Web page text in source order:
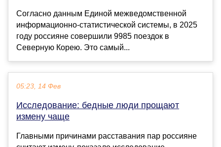
Согласно данным Единой межведомственной
информационно-статистической системы, в 2025
году россияне совершили 9985 поездок в
Северную Корею. Это самый...
05:23, 14 Фев
Исследование: бедные люди прощают
измену чаще
Главными причинами расставания пар россияне